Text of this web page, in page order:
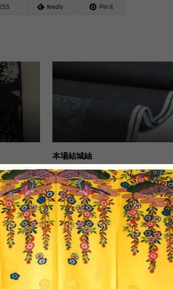
feedly Pin it
本場結城紬
藤布